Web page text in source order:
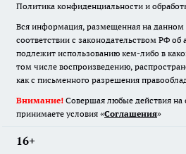
Политика конфиденциальности и
Вся информация, размещенная на данном
соответствии с законодательством РФ об
подлежит использованию кем-либо в
том числе воспроизведению,
как с письменного разрешения
Внимание! Совершая любые действия на
принимаете условия «Cоглашения»
16+